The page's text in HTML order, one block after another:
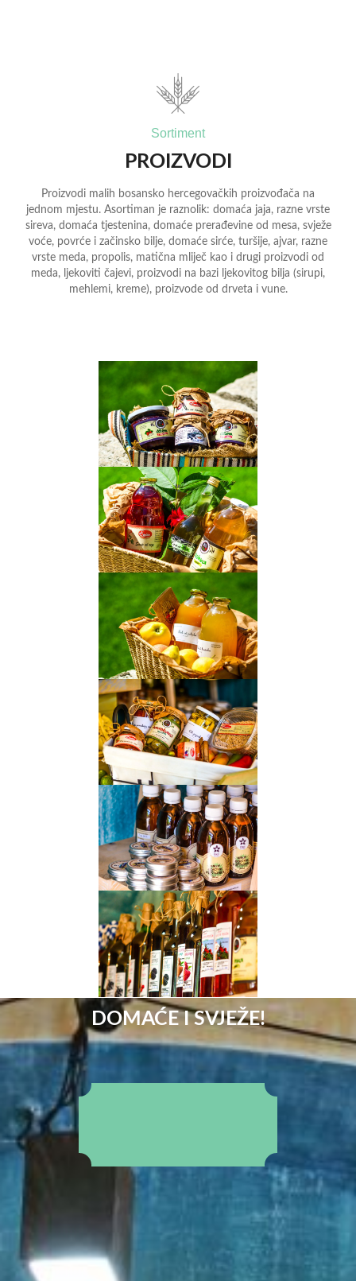
Sortiment
PROIZVODI
Proizvodi malih bosansko hercegovačkih proizvođača na
jednom mjestu. Asortiman je raznolik: domaća jaja, razne vrste
sireva, domaća tjestenina, domaće prerađevine od mesa, svježe
voće, povrće i začinsko bilje, domaće sirće, turšije, ajvar, razne
vrste meda, propolis, matična mliječ kao i drugi proizvodi od
meda, ljekoviti čajevi, proizvodi na bazi ljekovitog bilja (sirupi,
mehlemi, kreme), proizvode od drveta i vune.
DOMAĆE I SVJEŽE!